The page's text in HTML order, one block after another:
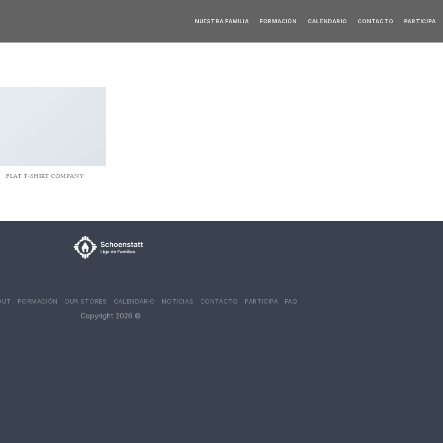
NUESTRA FAMILIA FORMACIÓN CALENDARIO CONTACTO PARTICIPA
FLAT T-SHIRT COMPANY
FORMACIÓN OUR STORES CALENDARIO NOTICIAS CONTACTO PARTICIPA FAQ
Copyright 2026 ©